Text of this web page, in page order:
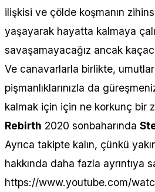
ilişkisi ve çölde koşmanın
yaşayarak hayatta kalmaya
savaşamayacağız ancak
Ve canavarlarla birlikte,
pişmanlıklarınızla da
kalmak için için ne korkunç bir
Rebirth 2020 sonbaharında
Ayrıca takipte kalın, çünkü
hakkında daha fazla ayrıntıya
https://www.youtube.com/